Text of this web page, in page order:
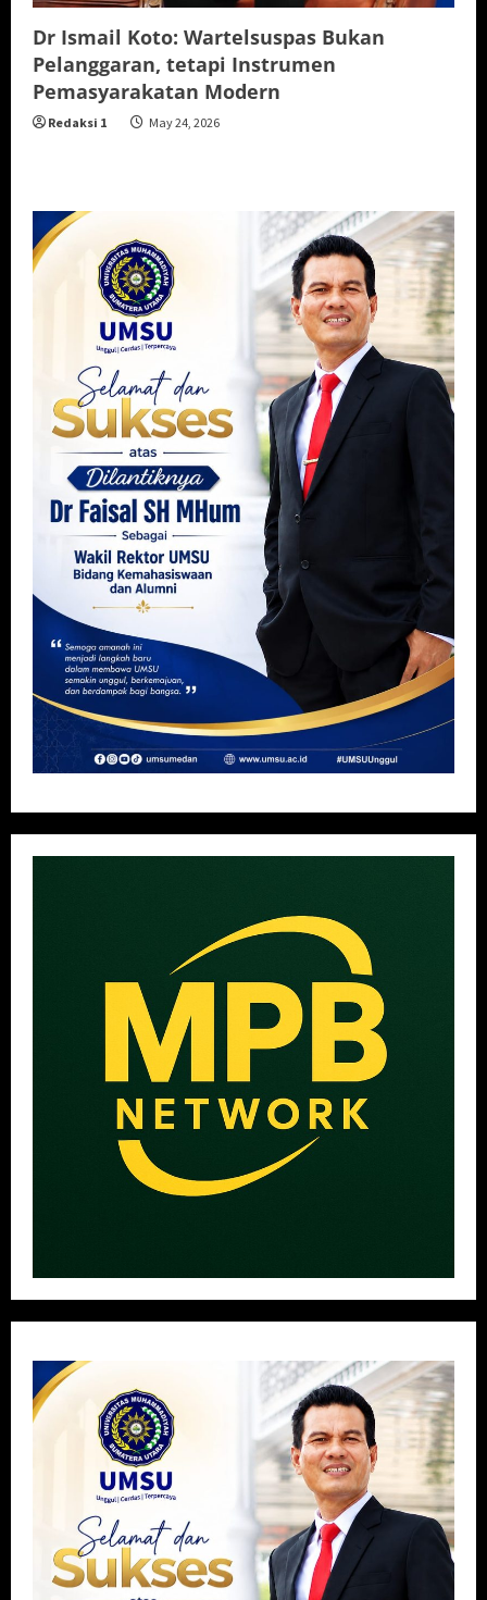
Dr Ismail Koto: Wartelsuspas Bukan
Pelanggaran, tetapi Instrumen
Pemasyarakatan Modern
Redaksi 1 May 24, 2026